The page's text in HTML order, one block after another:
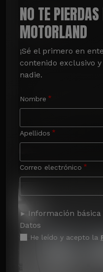
NO TE
MOTORLAND
¡Sé el primero en
contenido exclusivo
nadie.
Nombre
Apellidos
Correo electrónico
Información
Datos
He leído y acepto la